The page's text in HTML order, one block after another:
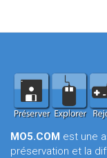
MO5.COM est une
préservation et la